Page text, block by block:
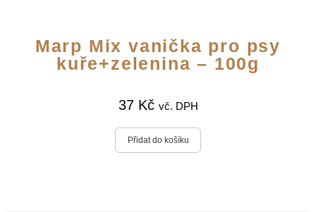
Marp Mix vanička pro psy
kuře+zelenina – 100g
37 Kč vč. DPH
Přidat do košíku